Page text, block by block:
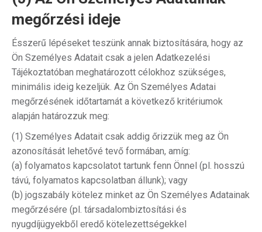
megőrzési ideje
Ésszerű lépéseket teszünk annak biztosítására, hogy az
Ön Személyes Adatait csak a jelen Adatkezelési
Tájékoztatóban meghatározott célokhoz szükséges,
minimális ideig kezeljük. Az Ön Személyes Adatai
megőrzésének időtartamát a következő kritériumok
alapján határozzuk meg:
(1) Személyes Adatait csak addig őrizzük meg az Ön
azonosítását lehetővé tevő formában, amíg:
(a) folyamatos kapcsolatot tartunk fenn Önnel (pl. hosszú
távú, folyamatos kapcsolatban állunk); vagy
(b) jogszabály kötelez minket az Ön Személyes Adatainak
megőrzésére (pl. társadalombiztosítási és
nyugdíjügyekből eredő kötelezettségekkel